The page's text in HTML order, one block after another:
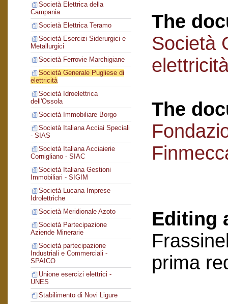
Società Elettrica della
Campania
Società Elettrica Teramo
Società Esercizi Siderurgici e
Metallurgici
Società Ferrovie Marchigiane
Società Generale Pugliese di
elettricità
Società Idroelettrica
dell'Ossola
Società Immobiliare Borgo
Società Italiana Acciai Speciali
- SIAS
Società Italiana Acciaierie
Cornigliano - SIAC
Società Italiana Gestioni
Immobiliari - SIGIM
Società Lucana Imprese
Idrolettriche
Società Meridionale Azoto
Società Partecipazione
Aziende Minerarie
Società partecipazione
Industriali e Commerciali -
SPAICO
Unione esercizi elettrici -
UNES
Stabilimento di Novi Ligure
The
Società
The
Editing
prima